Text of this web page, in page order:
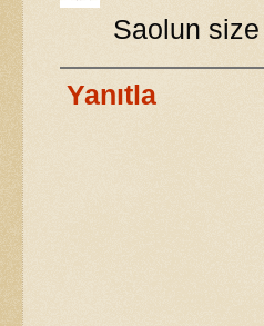
Saolun
Yanıtla